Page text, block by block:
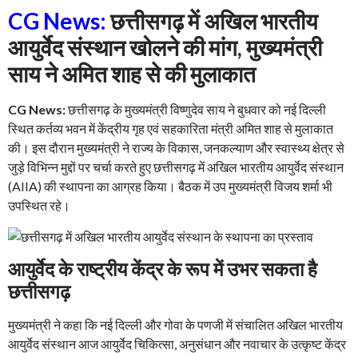
CG News:छत्तीसगढ़ में अखिल भारतीय
आयुर्वेद संस्थान खोलने की मांग, मुख्यमंत्री
साय ने अमित शाह से की मुलाकात
CG News:छत्तीसगढ़ के मुख्यमंत्री विष्णुदेव साय ने बुधवार को नई दिल्ली
स्थित कर्तव्य भवन में केंद्रीय गृह एवं सहकारिता मंत्री अमित शाह से मुलाकात
की। इस दौरान मुख्यमंत्री ने राज्य के विकास, जनकल्याण और स्वास्थ्य क्षेत्र से
जुड़े विभिन्न मुद्दों पर चर्चा करते हुए छत्तीसगढ़ में अखिल भारतीय आयुर्वेद संस्थान
(AIIA) की स्थापना का आग्रह किया। बैठक में उप मुख्यमंत्री विजय शर्मा भी
उपस्थित रहे।
आयुर्वेद के राष्ट्रीय केंद्र के रूप में उभर सकता है
छत्तीसगढ़
मुख्यमंत्री ने कहा कि नई दिल्ली और गोवा के पणजी में संचालित अखिल भारतीय
आयुर्वेद संस्थान आज आयुर्वेद चिकित्सा, अनुसंधान और नवाचार के उत्कृष्ट केंद्र